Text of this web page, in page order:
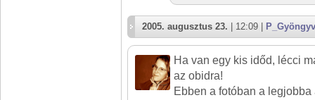
2005. augusztus 23. | 12:09 |
Ha van egy kis időd, lécci
az obidra!
Ebben a fotóban a